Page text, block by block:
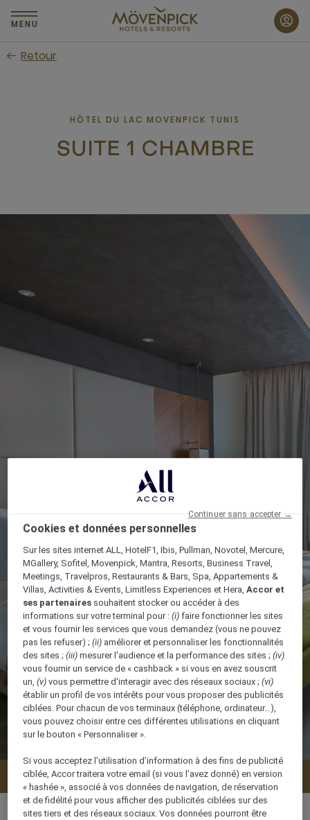
Passer
au
principal
MENU
Retour
HÔTEL DU LAC MOVENPICK TUNIS
SUITE 1 CHAMBRE
Vérifier la disponibilité
Cookies et données personnelles
Sur les sites internet ALL, HotelF1, Ibis, Pullman, Novotel, Mercure,
MGallery, Sofitel, Movenpick, Mantra, Resorts, Business Travel,
Meetings, Travelpros, Restaurants & Bars, Spa, Appartements &
Villas, Activities & Events, Limitless Experiences et Hera,Accor et
ses partenaires souhaitent stocker ou accéder à des
informations sur votre terminal pour :(i) faire fonctionner les sites
et vous fournir les services que vous demandez (vous ne pouvez
pas les refuser) ;(ii) améliorer et personnaliser les fonctionnalités
des sites ;(iii) mesurer l'audience et la performance des sites ;(iv)
vous fournir un service de « cashback » si vous en avez souscrit
un,(v) vous permettre d'interagir avec des réseaux sociaux ;(vi)
établir un profil de vos intérêts pour vous proposer des publicités
ciblées. Pour chacun de vos terminaux (téléphone, ordinateur…),
vous pouvez choisir entre ces différentes utilisations en cliquant
sur le bouton « Personnaliser ».
Si vous acceptez l’utilisation d’information à des fins de publicité
ciblée, Accor traitera votre email (si vous l’avez donné) en version
« hashée », associé à vos données de navigation, de réservation
et de fidélité pour vous afficher des publicités ciblées sur des
sites tiers et des réseaux sociaux. Vos données pourront être
Continuer sans accepter →